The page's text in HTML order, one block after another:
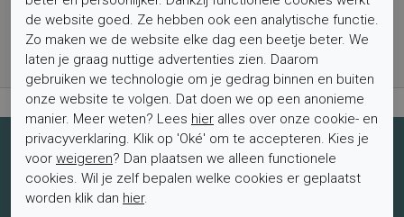
Bestel nu, betaal achteraf met Klarna
Retourtermijn van 2 weken
Schrijf je nu in voor de nieuwsbrief
Schrijf je in voor de nieuwsbrief en blijf op de hoogte van de
laatste aanbiedingen en trends.
de website goed. Ze hebben ook een analytische functie.
Zo maken we de website elke dag een beetje beter. We
laten je graag nuttige advertenties zien. Daarom
gebruiken we technologie om je gedrag binnen en buiten
onze website te volgen. Dat doen we op een anonieme
manier. Meer weten? Lees hier alles over onze cookie- en
privacyverklaring. Klik op 'Oké' om te accepteren. Kies je
voor weigeren? Dan plaatsen we alleen functionele
cookies. Wil je zelf bepalen welke cookies er geplaatst
worden klik dan hier.